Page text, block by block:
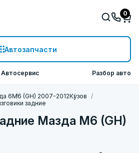
Автозапчасти
0
Автосервис Разбор авто
6M6 (GH) 2007-2012Кузов
задние
Мазда M6 (GH)